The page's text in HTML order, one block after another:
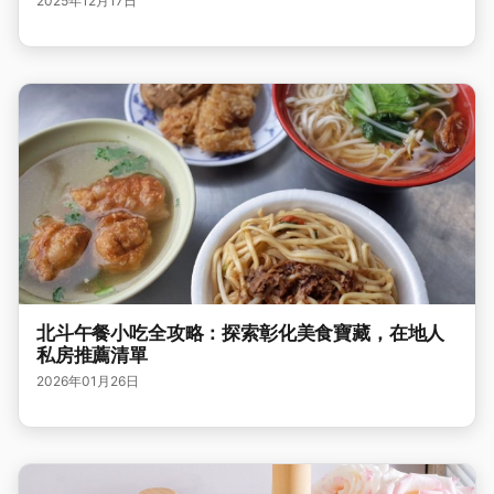
北斗午餐小吃全攻略：探索彰化美食寶藏，在地人
私房推薦清單
2026年01月26日